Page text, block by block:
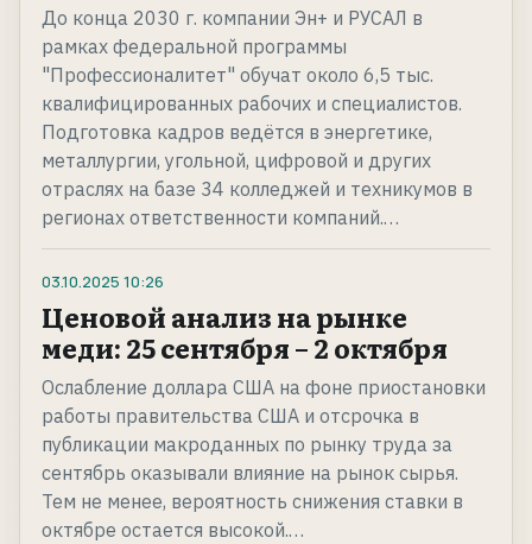
До конца 2030 г. компании Эн+ и РУСАЛ в
рамках федеральной программы
"Профессионалитет" обучат около 6,5 тыс.
квалифицированных рабочих и специалистов.
Подготовка кадров ведётся в энергетике,
металлургии, угольной, цифровой и других
отраслях на базе 34 колледжей и техникумов в
регионах ответственности компаний.…
03.10.2025 10:26
Ценовой анализ на рынке
меди: 25 сентября – 2 октября
Ослабление доллара США на фоне приостановки
работы правительства США и отсрочка в
публикации макроданных по рынку труда за
сентябрь оказывали влияние на рынок сырья.
Тем не менее, вероятность снижения ставки в
октябре остается высокой.…